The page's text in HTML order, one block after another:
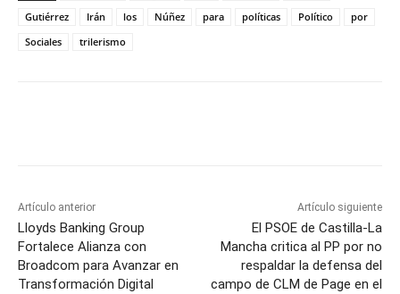
Gutiérrez
Irán los Núñez para políticas Político
por
Sociales
trilerismo
Artículo anterior
Lloyds Banking Group
Fortalece Alianza con
Broadcom para Avanzar en
Transformación Digital
Artículo siguiente
El PSOE de Castilla-La
Mancha critica al PP por no
respaldar la defensa del
campo de CLM de Page en el